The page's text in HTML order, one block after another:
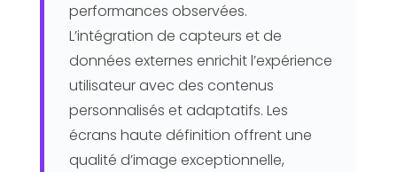
performances observées.
L’intégration de capteurs et de
données externes enrichit l’expérience
utilisateur avec des contenus
personnalisés et adaptatifs. Les
écrans haute définition offrent une
qualité d’image exceptionnelle,